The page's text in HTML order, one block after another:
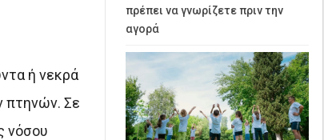
ή νεκρά
πτηνών. Σε
νόσου
πρέπει να γνωρίζετε πριν την
αγορά